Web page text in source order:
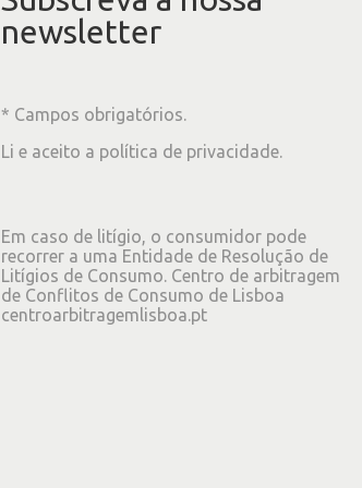
newsletter
* Campos obrigatórios.
Li e aceito a política de privacidade.
Em caso de litígio, o consumidor pode
recorrer a uma Entidade de Resolução de
Litígios de Consumo. Centro de arbitragem
de Conflitos de Consumo de Lisboa
centroarbitragemlisboa.pt